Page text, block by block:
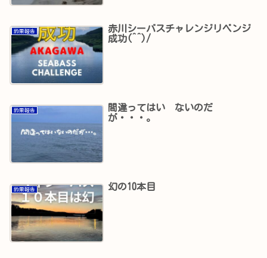
釣果報告
赤川シーバスチャレンジリベンジ
成功(^^)/
釣果報告
間違ってはい ないのだ
が・・・。
釣果報告 幻の10本目